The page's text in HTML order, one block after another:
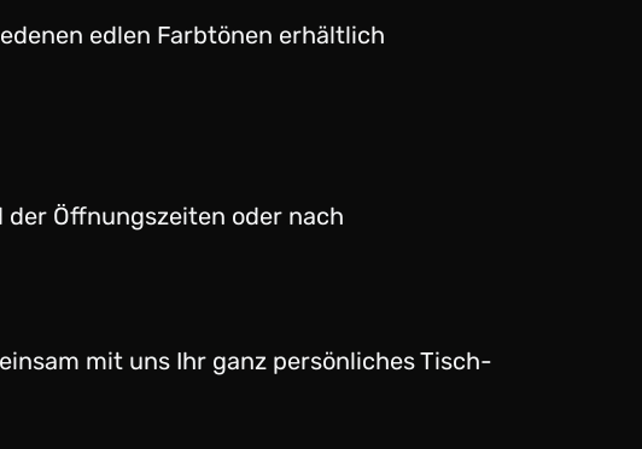
edlen Farbtönen erhältlich
Öffnungszeiten oder nach
mit uns Ihr ganz persönliches Tisch-